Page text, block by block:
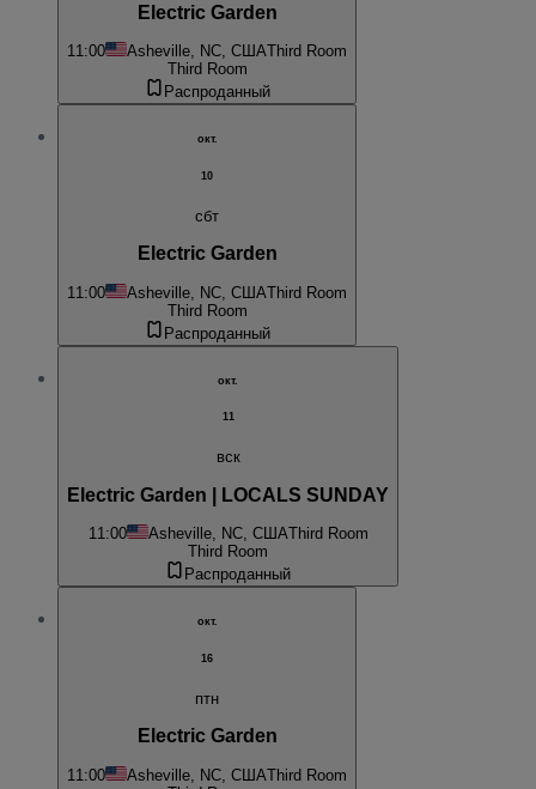
Electric Garden
11:00 Asheville, NC, СШАThird Room
Third Room
Распроданный
окт.
10
сбт
Electric Garden
11:00 Asheville, NC, СШАThird Room
Third Room
Распроданный
окт.
11
вск
Electric Garden | LOCALS SUNDAY
11:00 Asheville, NC, СШАThird Room
Third Room
Распроданный
окт.
16
птн
Electric Garden
11:00 Asheville, NC, СШАThird Room